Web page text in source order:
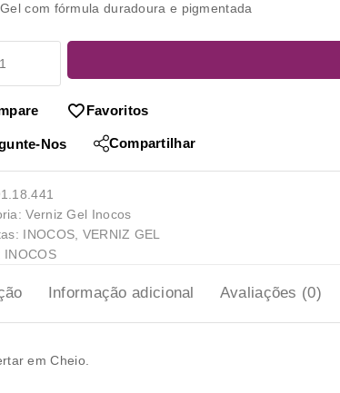
com fórmula duradoura e pigmentada
Favoritos
Nos Compartilhar
Verniz Gel Inocos
INOCOS VERNIZ GEL
INOCOS
Informação adicional Avaliações (0)
em Cheio.